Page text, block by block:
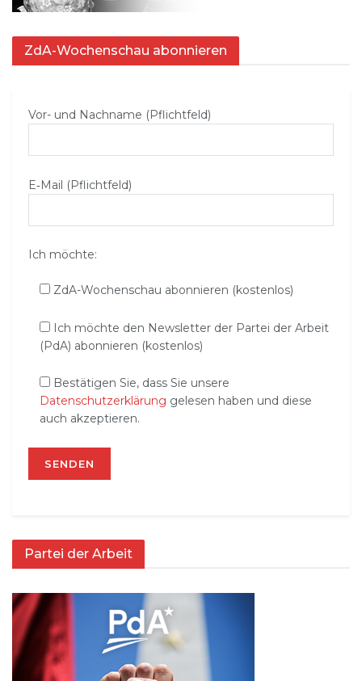
ZdA-Wochenschau abonnieren
Vor- und Nachname (Pflichtfeld)
E‑Mail (Pflichtfeld)
Ich möchte:
ZdA-Wochenschau abonnieren (kostenlos)
Ich möchte den Newsletter der Partei der Arbeit
(PdA) abonnieren (kostenlos)
Bestätigen Sie, dass Sie unsere
Datenschutzerklärung gelesen haben und diese
auch akzeptieren.
Partei der Arbeit